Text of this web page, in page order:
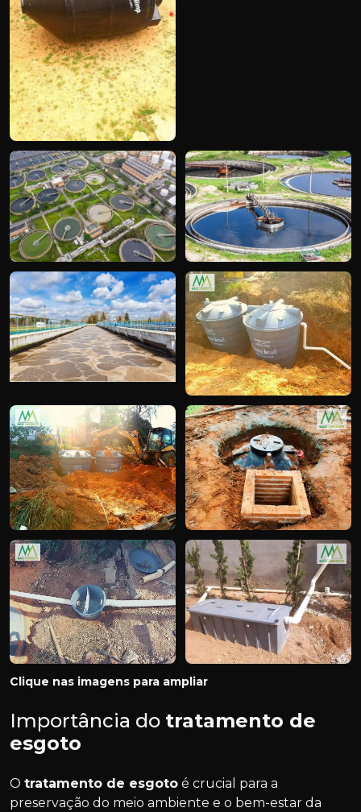
Clique nas imagens para ampliar
Importância do tratamento de
esgoto
O tratamento de esgoto é crucial para a
preservação do meio ambiente e o bem-estar da